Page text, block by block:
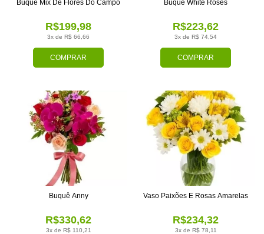
COMPRAR
3x de R$ 66,66
R$199,98
Buquê Mix De Flores Do Campo
COMPRAR
3x de R$ 74,54
R$223,62
Buquê White Roses
3x de R$ 110,21
R$330,62
Buquê Anny
3x de R$ 78,11
R$234,32
Vaso Paixões E Rosas Amarelas